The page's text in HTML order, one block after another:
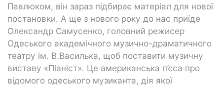
Павлюком, він зараз підбирає матеріал для нової
постановки. А ще з нового року до нас приїде
Олександр Самусенко, головний режисер
Одеського академічного музично-драматичного
театру ім. В.Василька, щоб поставити музичну
виставу «Піаніст». Це американська п’єса про
відомого одеського музиканта, дія якої